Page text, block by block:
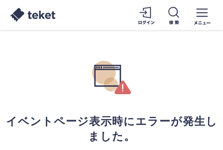
イベントページ表示時にエラーが発生し
ました。